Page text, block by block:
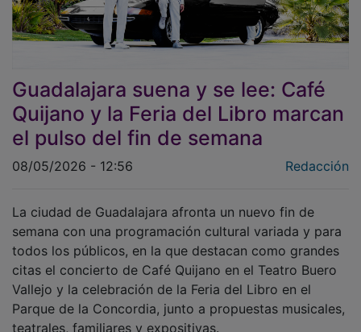
Guadalajara suena y se lee: Café
Quijano y la Feria del Libro marcan
el pulso del fin de semana
08/05/2026 - 12:56
semana con una programación cultural variada y para
todos los públicos, en la que destacan como grandes
citas el concierto de Café Quijano en el Teatro Buero
Vallejo y la celebración de la Feria del Libro en el
Parque de la Concordia, junto a propuestas musicales,
teatrales, familiares y expositivas.